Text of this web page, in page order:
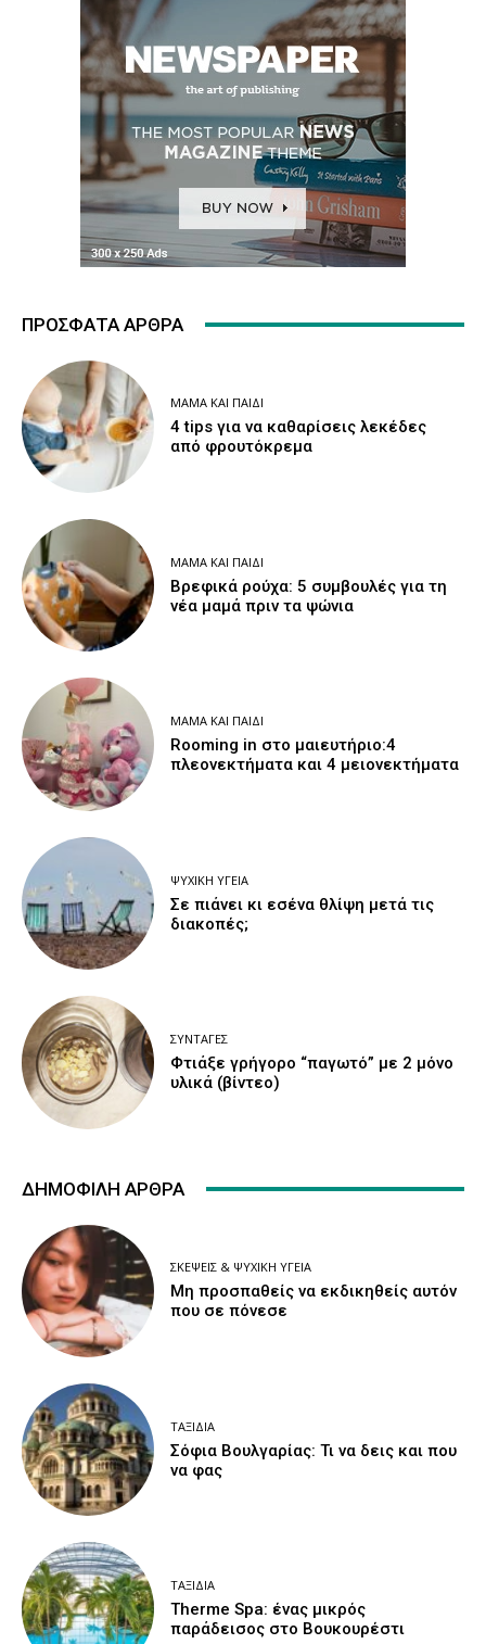
ΠΡΌΣΦΑΤΑ ΆΡΘΡΑ
ΜΑΜΆ ΚΑΙ ΠΑΙΔΊ
4 tips για να καθαρίσεις λεκέδες
από φρουτόκρεμα
ΜΑΜΆ ΚΑΙ ΠΑΙΔΊ
Βρεφικά ρούχα: 5 συμβουλές για τη
νέα μαμά πριν τα ψώνια
ΜΑΜΆ ΚΑΙ ΠΑΙΔΊ
Rooming in στο μαιευτήριο:4
πλεονεκτήματα και 4 μειονεκτήματα
ΨΥΧΙΚΉ ΥΓΕΊΑ
Σε πιάνει κι εσένα θλίψη μετά τις
διακοπές;
ΣΥΝΤΑΓΈΣ
Φτιάξε γρήγορο “παγωτό” με 2 μόνο
υλικά (βίντεο)
ΔΗΜΟΦΙΛΉ ΆΡΘΡΑ
ΣΚΈΨΕΙΣ & ΨΥΧΙΚΉ ΥΓΕΊΑ
Μη προσπαθείς να εκδικηθείς αυτόν
που σε πόνεσε
ΤΑΞΊΔΙΑ
Σόφια Βουλγαρίας: Τι να δεις και που
να φας
ΤΑΞΊΔΙΑ
Therme Spa: ένας μικρός
παράδεισος στο Βουκουρέστι